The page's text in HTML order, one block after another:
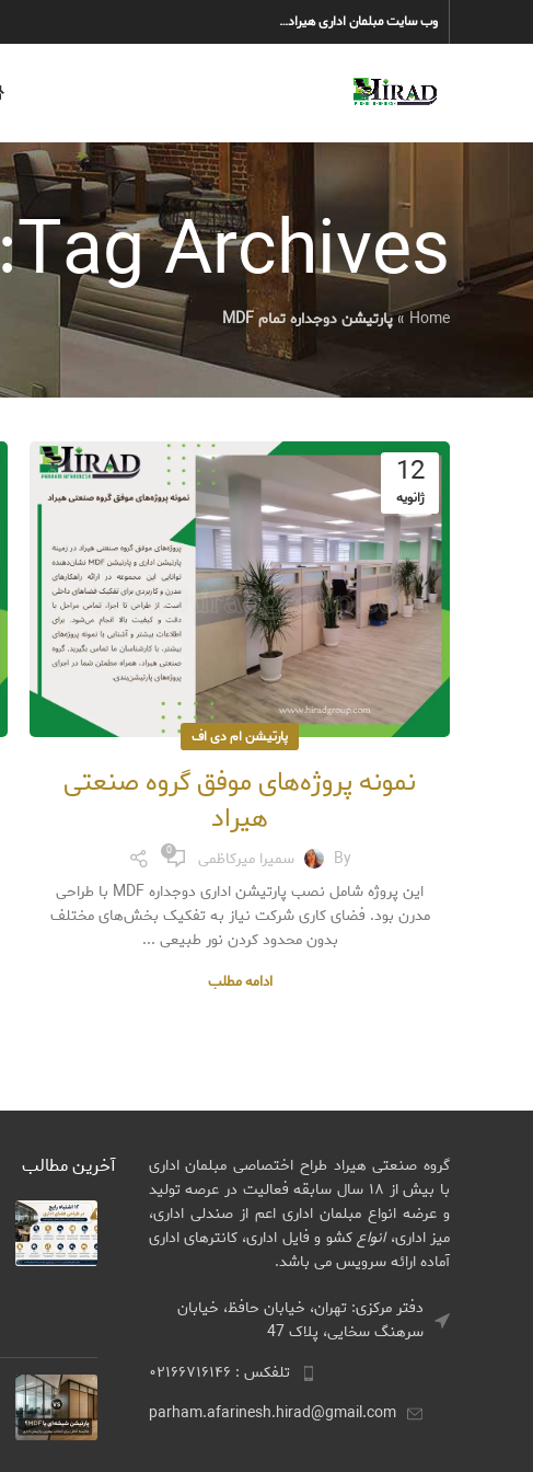
وب سایت مبلمان اداری هیراد…
Tag Archives: پارتیشن دوجداره تمام MDF
Home
»پارتیشن دوجداره تمام MDF
12
ژانویه
پارتیشن ام دی اف
نمونه پروژه‌های موفق گروه صنعتی
هیراد
By سمیرا میرکاظمی 0
این پروژه شامل نصب پارتیشن اداری دوجداره MDF با طراحی
مدرن بود. فضای کاری شرکت نیاز به تفکیک بخش‌های مختلف
بدون محدود کردن نور طبیعی ...
ادامه مطلب
گروه صنعتی هیراد طراح اختصاصی مبلمان اداری
با بیش از ۱۸ سال سابقه فعالیت در عرصه تولید
و عرضه انواع مبلمان اداری اعم از صندلی اداری،
میز اداری،انواعکشو و فایل اداری، کانترهای اداری
آماده ارائه سرویس می باشد.
دفتر مرکزی: تهران، خیابان حافظ، خیابان
سرهنگ سخایی، پلاک 47
تلفکس : ۰۲۱۶۶۷۱۶۱۴۶
parham.afarinesh.hirad@gmail.com
آخرین مطالب